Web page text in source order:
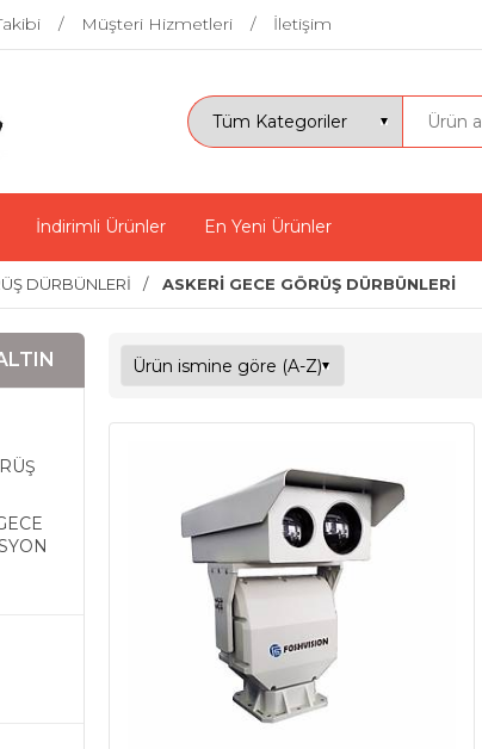
Müşteri Hizmetleri İletişim
İndirimli Ürünler En Yeni Ürünler
DÜRBÜNLERİ ASKERİ GECE GÖRÜŞ DÜRBÜNLERİ